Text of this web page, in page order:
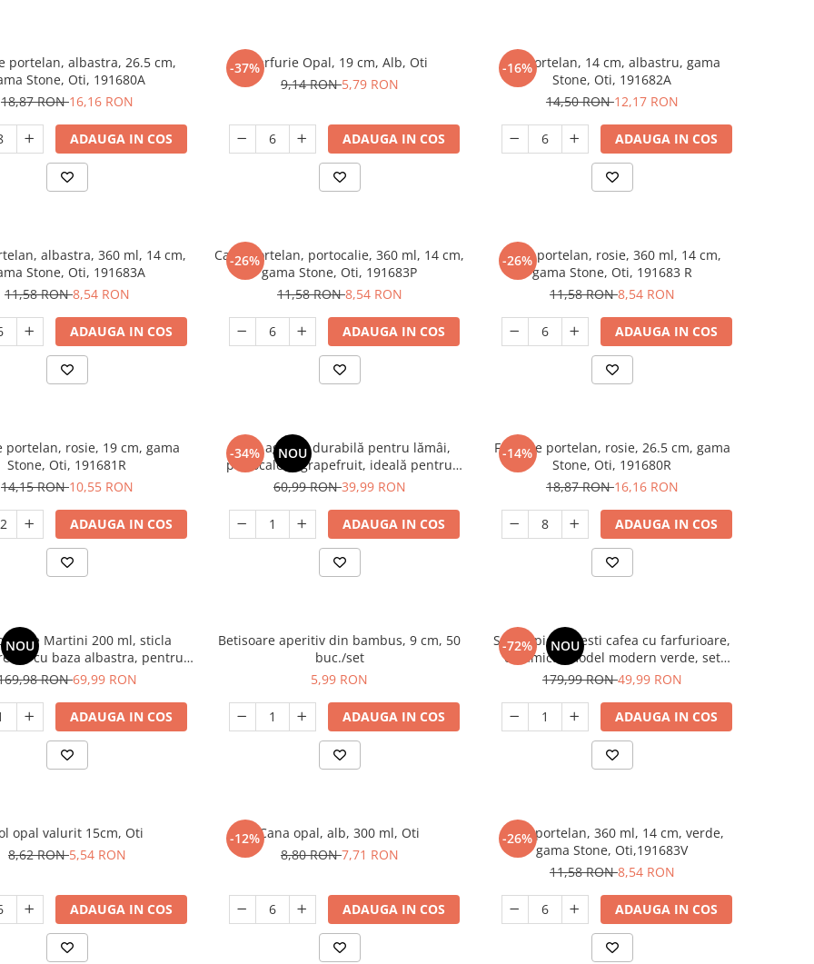
portelan, albastra, 26.5 cm,
Stone, Oti, 191680A
18,87 RON16,16 RON
ADAUGA IN COS
-37%Farfurie Opal, 19 cm, Alb, Oti
9,14 RON5,79 RON
ADAUGA IN COS
-16%
Bol portelan, 14 cm, albastru, gama
Stone, Oti, 191682A
14,50 RON12,17 RON
ADAUGA IN COS
albastra, 360 ml, 14 cm,
Stone, Oti, 191683A
11,58 RON8,54 RON
ADAUGA IN COS
-26%
Cana portelan, portocalie, 360 ml, 14 cm,
gama Stone, Oti, 191683P
11,58 RON8,54 RON
ADAUGA IN COS
-26%
Cana portelan, rosie, 360 ml, 14 cm,
gama Stone, Oti, 191683 R
11,58 RON8,54 RON
ADAUGA IN COS
portelan, rosie, 19 cm, gama
Stone, Oti, 191681R
14,15 RON10,55 RON
ADAUGA IN COS
-34% NOU
Presă agrumi durabilă pentru lămâi,
portocale și grapefruit, ideală pentru
restaurante și uz casnic
60,99 RON39,99 RON
ADAUGA IN COS
-14%
Farfurie portelan, rosie, 26.5 cm, gama
Stone, Oti, 191680R
18,87 RON16,16 RON
ADAUGA IN COS
NOU
Martini 200 ml, sticla
cu baza albastra, pentru
elegante, reutilizabile
RON69,99 RON
ADAUGA IN COS
Betisoare aperitiv din bambus, 9 cm, 50
buc./set
5,99 RON
ADAUGA IN COS
-72% NOU
Set 24 piese, cesti cafea cu farfurioare,
ceramica, model modern verde, set
complet ceai/cafea
179,99 RON49,99 RON
ADAUGA IN COS
opal valurit 15cm, Oti
8,62 RON5,54 RON
ADAUGA IN COS
-12%Cana opal, alb, 300 ml, Oti
8,80 RON7,71 RON
ADAUGA IN COS
-26%
Cana portelan, 360 ml, 14 cm, verde,
gama Stone, Oti,191683V
11,58 RON8,54 RON
ADAUGA IN COS